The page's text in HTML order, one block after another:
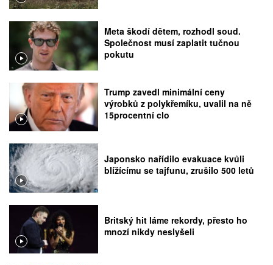
Meta škodí dětem, rozhodl soud.
Společnost musí zaplatit tučnou
pokutu
Trump zavedl minimální ceny
výrobků z polykřemíku, uvalil na ně
15procentní clo
Japonsko nařídilo evakuace kvůli
blížícímu se tajfunu, zrušilo 500 letů
Britský hit láme rekordy, přesto ho
mnozí nikdy neslyšeli